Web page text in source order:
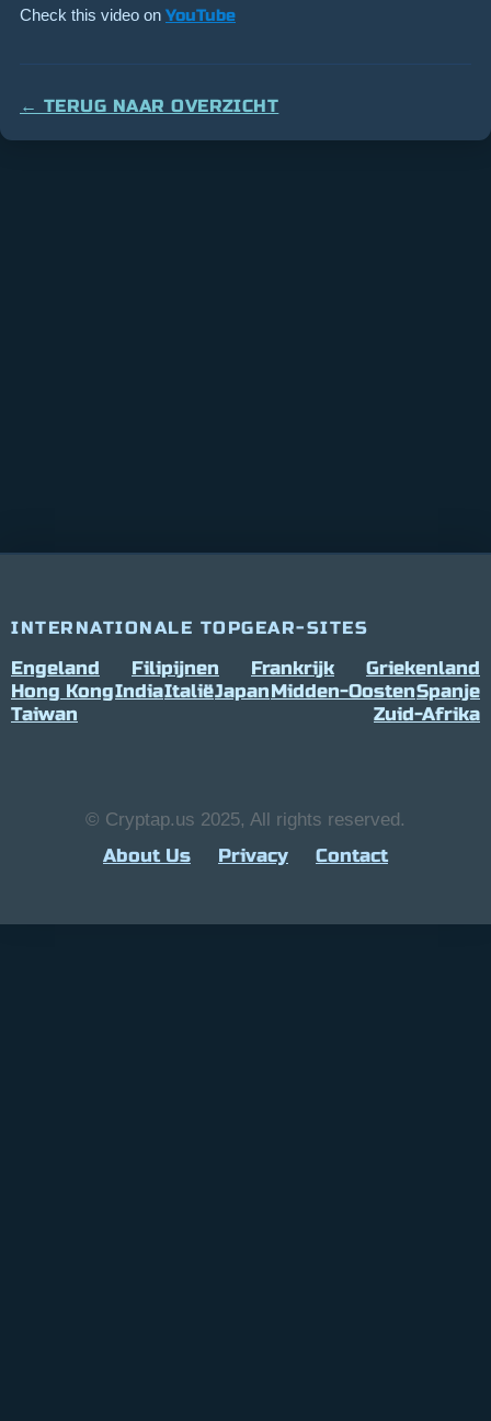
Check this video on YouTube
← TERUG NAAR OVERZICHT
INTERNATIONALE TOPGEAR-SITES
Engeland Filipijnen Frankrijk
Griekenland
Hong KongIndiaItaliëJapanMidden-OostenSpanje
Taiwan
Zuid-Afrika
© Cryptap.us 2025, All rights reserved.
About Us Privacy Contact